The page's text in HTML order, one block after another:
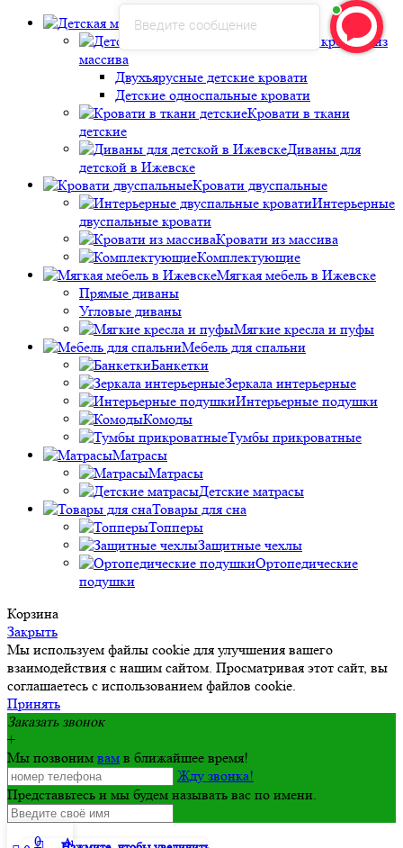
Детская мебель
Детские кровати из
массива
Двухъярусные детские кровати
Детские односпальные кровати
Кровати в ткани
детские
Диваны для
детской в Ижевске
Кровати двуспальные
Интерьерные
двуспальные кровати
Кровати из массива
Комплектующие
Мягкая мебель в Ижевске
Прямые диваны
Угловые диваны
Мягкие кресла и пуфы
Мебель для спальни
Банкетки
Зеркала интерьерные
Интерьерные подушки
Комоды
Тумбы прикроватные
Матрасы
Матрасы
Детские матрасы
Товары для сна
Топперы
Защитные чехлы
Ортопедические
подушки
Корзина
Закрыть
Мы используем файлы cookie для улучшения вашего
взаимодействия с нашим сайтом. Просматривая этот сайт, вы
соглашаетесь с использованием файлов cookie.
Принять
Заказать звонок
+
Мы позвоним вам в ближайшее время!
Жду звонка!
Представьтесь и мы будем называть вас по имени.
0 Аккаунт
Введите сообщение